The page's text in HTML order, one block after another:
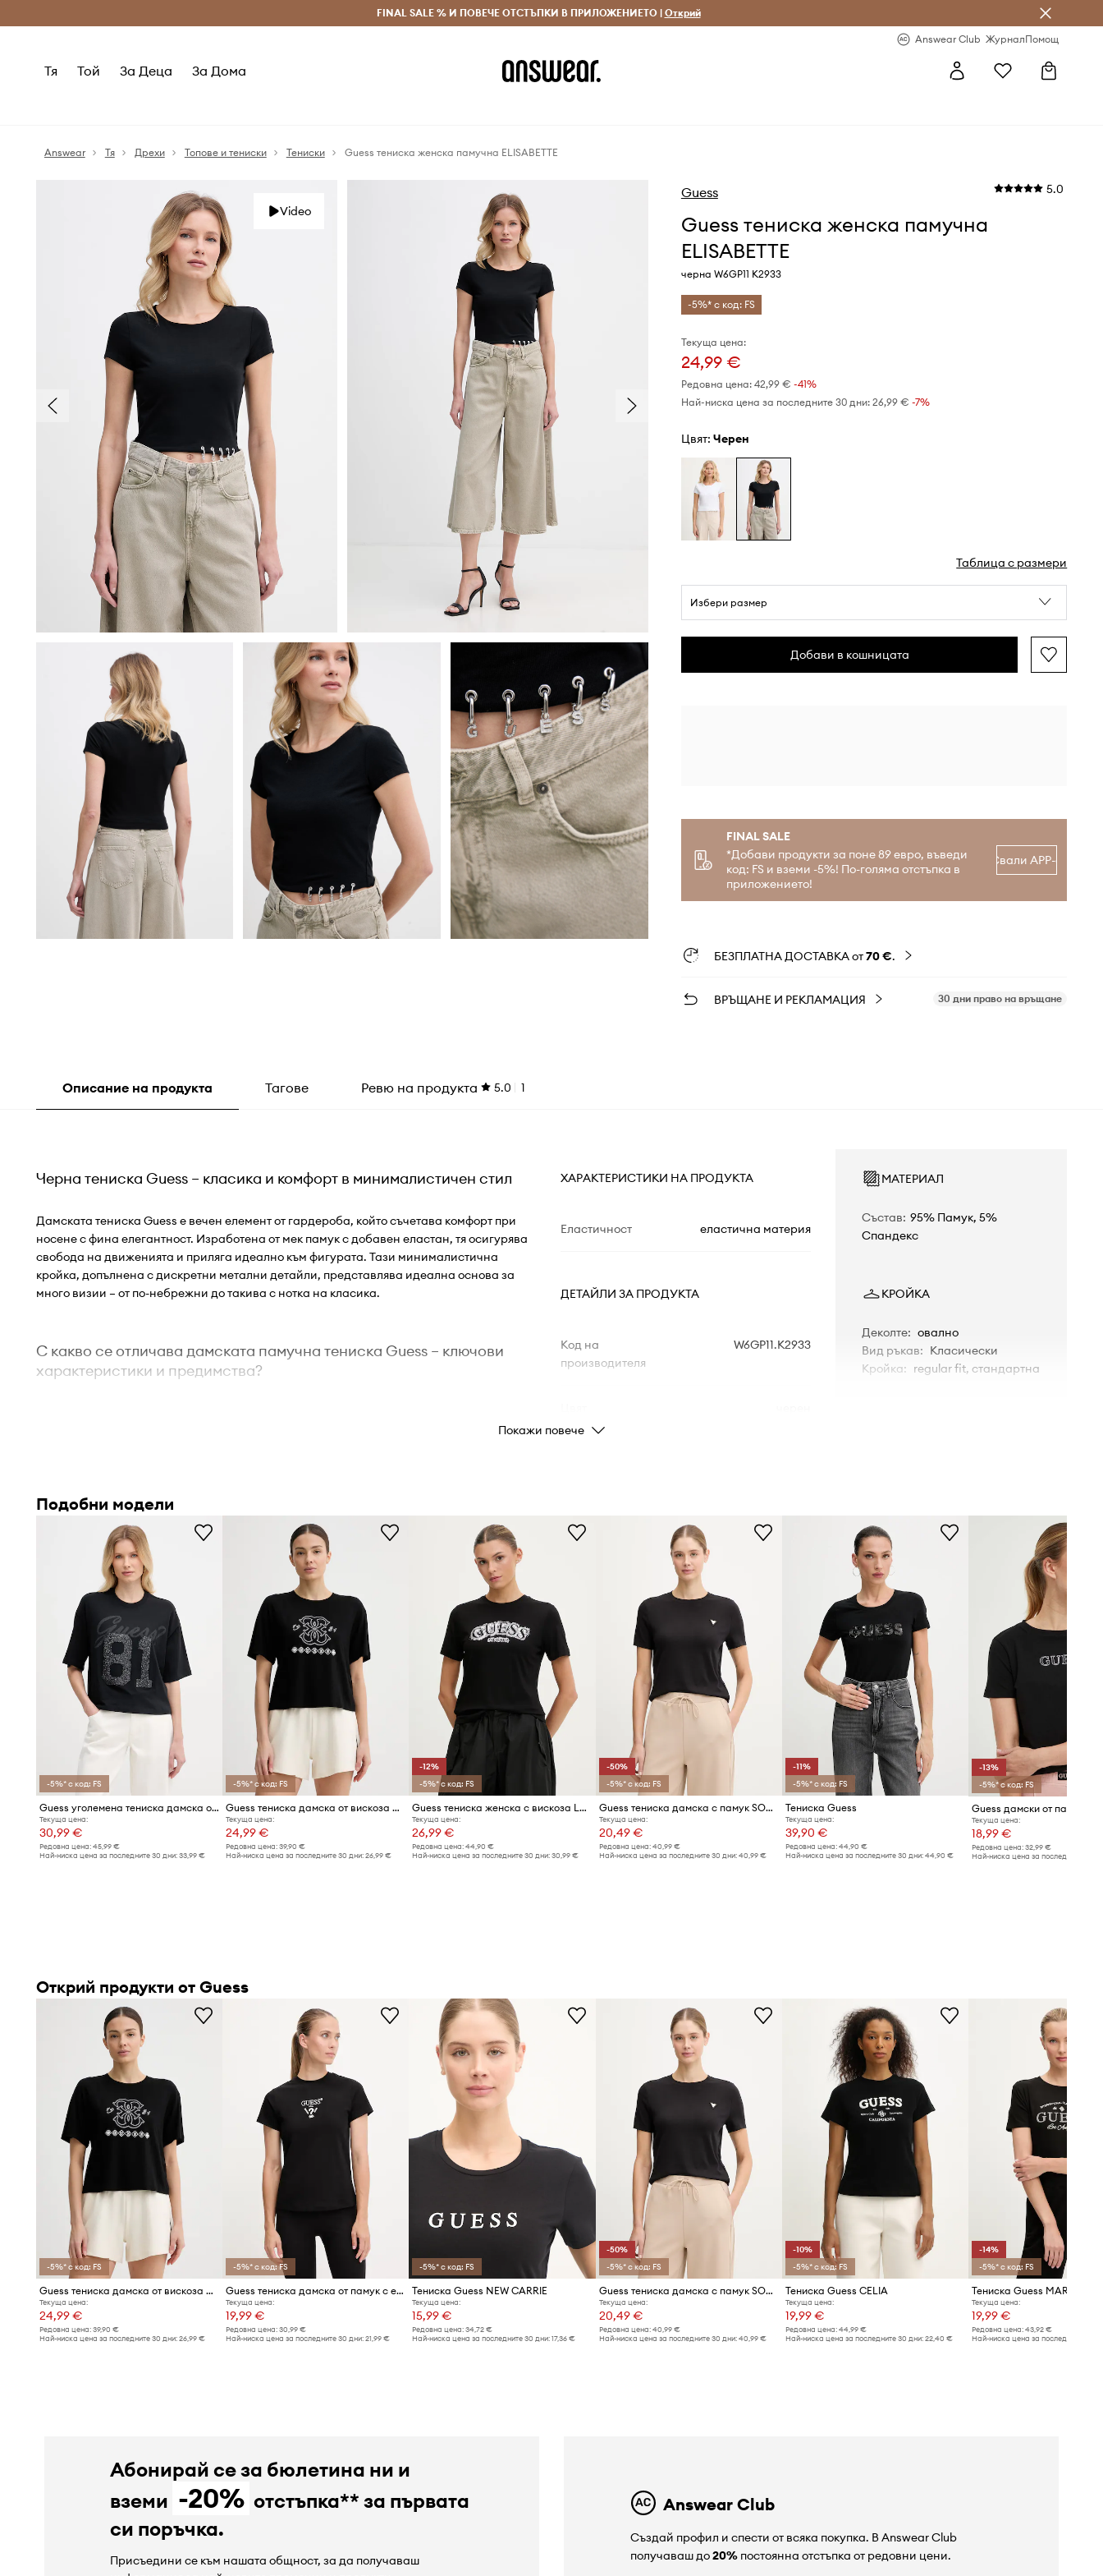
Безплатни доставка и връщане за поръчки над 70 EUR Доставка 1-5 дни
FINAL SALE % И ПОВЕЧЕ ОТСТЪПКИ В ПРИЛОЖЕНИЕТО | Открий
Answear Club ЖурналПомощ
Тя Той За Деца За Дома
Answear Тя Дрехи Топове и тениски Тениски Guess тениска женска памучна ELISABETTE
Video
Guess 5.0
Guess тениска женска памучна
ELISABETTE
черна W6GP11 K2933
-5%* с код: FS
Текуща цена:
24,99 €
Редовна цена: 42,99 € -41%
Най-ниска цена за последните 30 дни: 26,99 € -7%
Цвят: черен
Таблица с размери
Избери размер
Добави в кошницата
FINAL SALE
*Добави продукти за поне 89 евро, въведи
код: FS и вземи -5%! По-голяма отстъпка в
приложението!
Свали APP-а
БЕЗПЛАТНА ДОСТАВКА от70 €.
ВРЪЩАНЕ И РЕКЛАМАЦИЯ 30 дни право на връщане
Описание на продукта Тагове Ревю на продукта 5.0 1
Черна тениска Guess – класика и комфорт в минималистичен стил
Дамската тениска Guess е вечен елемент от гардероба, който съчетава комфорт при
носене с фина елегантност. Изработена от мек памук с добавен еластан, тя осигурява
свобода на движенията и приляга идеално към фигурата. Тази минималистична
кройка, допълнена с дискретни метални детайли, представлява идеална основа за
много визии – от по-небрежни до такива с нотка на класика.
С какво се отличава дамската памучна тениска Guess – ключови
характеристики и предимства?
Меката памучна материя с еластан
подобрява прилягането
Минималистичният и класически стил
е подходящ за много поводи и
позволява създаването на хармонични съчетания
Облото деколте и късите ръкави
подчертават универсалния характер на
кройката
ХАРАКТЕРИСТИКИ НА ПРОДУКТА
Еластичност еластична материя
ДЕТАЙЛИ ЗА ПРОДУКТА
Код на
производителя
W6GP11.K2933
Код на продукта
МАТЕРИАЛ
Състав: 95% Памук, 5%
Спандекс
КРОЙКА
Деколте: овално
Вид ръкав: Класически
Кройка: regular fit, стандартна
Моделът в снимката е висок 175
см и носи размер S
Стандартен размер
Препоръчваме ви да изберете
размера, който носите обикновено.
Таблица с размери
Покажи повече
Подобни модели
-5%* с код: FS
Guess уголемена тениска дамска от памук
Текуща цена:
30,99 €
Редовна цена: 45,99 €
Най-ниска цена за последните 30 дни: 33,99 €
-5%* с код: FS
Guess тениска дамска от вискоза GABI
Текуща цена:
24,99 €
Редовна цена:39,90 €
Най-ниска цена за последните 30 дни:26,99 €
-12%
-5%* с код: FS
Guess тениска женска с вискоза LEONA
Текуща цена:
26,99 €
Редовна цена: 44,90 €
Най-ниска цена за последните 30 дни: 30,99 €
-50%
-5%* с код: FS
Guess тениска дамска с памук SONIA
Текуща цена:
20,49 €
Редовна цена: 40,99 €
Най-ниска цена за последните 30 дни: 40,99 €
-11%
-5%* с код: FS
Тениска Guess
Текуща цена:
39,90 €
Редовна цена:44,90 €
Най-ниска цена за последните 30 дни:44,90 €
-13%
-5%* с код: FS
Текуща цена:
18,99 €
Редовна цена: 32,99 €
Най-ниска цена за последните 30
Открий продукти от Guess
-5%* с код: FS
Guess тениска дамска от вискоза GABI
Текуща цена:
24,99 €
Редовна цена: 39,90 €
Най-ниска цена за последните 30 дни: 26,99 €
-5%* с код: FS
Guess тениска дамска от памук с еластан COLETTE
Текуща цена:
19,99 €
Редовна цена:30,99 €
Най-ниска цена за последните 30 дни:21,99 €
-5%* с код: FS
Тениска Guess NEW CARRIE
Текуща цена:
15,99 €
Редовна цена: 34,72 €
Най-ниска цена за последните 30 дни: 17,36 €
-50%
-5%* с код: FS
Guess тениска дамска с памук SONIA
Текуща цена:
20,49 €
Редовна цена: 40,99 €
Най-ниска цена за последните 30 дни: 40,99 €
-10%
-5%* с код: FS
Тениска Guess CELIA
Текуща цена:
19,99 €
Редовна цена:44,99 €
Най-ниска цена за последните 30 дни:22,40 €
-14%
-5%* с код: FS
Тениска Guess MARINA
Текуща цена:
19,99 €
Редовна цена: 43,92 €
Най-ниска цена за последните 30
Абонирай се за бюлетина ни и
вземи -20% отстъпка** за първата
си поръчка.
Присъедини се към нашата общност, за да получаваш
Answear Club
Създай профил и спести от всяка покупка. В Answear Club
получаваш до20%постоянна отстъпка от редовни цени.